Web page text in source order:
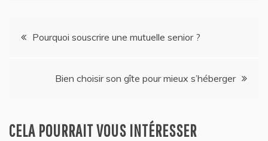
Navigation
Pourquoi souscrire une mutuelle senior ?
Bien choisir son gîte pour mieux s’héberger
CELA POURRAIT VOUS INTÉRESSER